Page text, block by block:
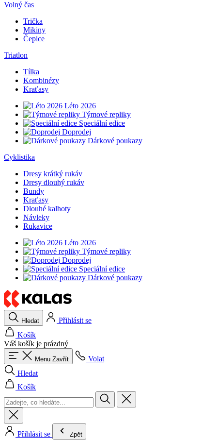
Volný čas
Trička
Mikiny
Čepice
Triatlon
Tílka
Kombinézy
Kraťasy
Léto 2026
Týmové repliky
Speciální edice
Doprodej
Dárkové poukazy
Cyklistika
Dresy krátký rukáv
Dresy dlouhý rukáv
Bundy
Kraťasy
Dlouhé kalhoty
Návleky
Rukavice
Léto 2026
Týmové repliky
Doprodej
Speciální edice
Dárkové poukazy
Hledat
Přihlásit se
Košík
Váš košík je prázdný
Menu Zavřít
Volat
Hledat
Košík
Přihlásit se Zpět